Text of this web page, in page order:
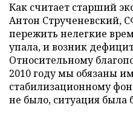
Как считает старший
Антон Струченевский,
пережить нелегкие
упала, и возник
Относительному
2010 году мы обязаны
стабилизационному
не было, ситуация была